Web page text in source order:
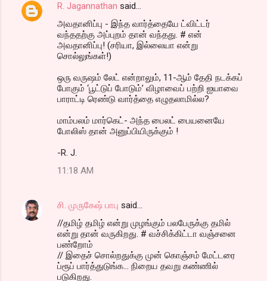
R. Jagannathan said…
அவதானிப்பு - இந்த வார்த்தையே ட்விட்டர்
வந்ததற்கு அப்புறம் தான் வந்தது. # என்
அவதானிப்பு! (சரியா, இல்லையா என்று
சொல்லுங்கள்!)
ஒரு வருஷம் லேட் என்றாலும், 11-ஆம் தேதி நடக்கப்
போகும் ‘பூட்டுப் போடும்’ விழாவைப் பற்றி ஐயாவை
பாராட்டி ரெண்டு வார்த்தை எழுதலாமில்ல?
மாம்பலம் மார்கெட்- அந்த பைலட் பையனையே
போலிஸ் தான் அனுப்பியிருக்கும் !
-R. J.
11:18 AM
சி. முருகேஷ் பாபு said…
//தமிழ் தமிழ் என்று முழங்கும் பலபேருக்கு தமில்
என்று தான் வருகிறது. # வச்சிக்கிட்டா வஞ்சனை
பண்றோம்
// இதைச் சொல்றதுக்கு முன் கொஞ்சம் மேட்டரை
ப்ரூப் பார்த்துடுங்க... நிறைய தவறு கண்ணில்
படுகிறது.